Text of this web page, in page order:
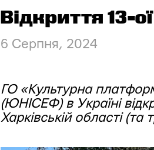
Відкриття 13-
6 Серпня, 2024
ГО «Культурна
(ЮНІСЕФ) в Україні
Харківській області